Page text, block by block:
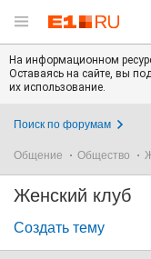
На информационном
Оставаясь на сайте, вы
их использование.
Поиск по форумам
Общение Общество
Женский клуб
Создать тему